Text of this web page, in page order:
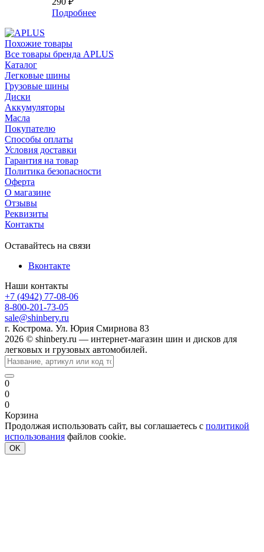
Подробнее
Похожие товары
Все товары бренда APLUS
Каталог
Легковые шины
Грузовые шины
Диски
Аккумуляторы
Масла
Покупателю
Способы оплаты
Условия доставки
Гарантия на товар
Политика безопасности
Оферта
О магазине
Отзывы
Реквизиты
Контакты
Оставайтесь на связи
Вконтакте
Наши контакты
+7 (4942) 77-08-06
8-800-201-73-05
sale@shinbery.ru
г. Кострома. Ул. Юрия Смирнова 83
2026 © shinbery.ru — интернет-магазин шин и дисков для
легковых и грузовых автомобилей.
0
0
0
Корзина
Продолжая использовать сайт, вы соглашаетесь с политикой
использования файлов cookie.
OK